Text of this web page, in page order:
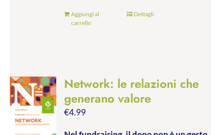
Aggiungi al
carrello
Dettagli
Network: le relazioni che
generano valore
€4.99